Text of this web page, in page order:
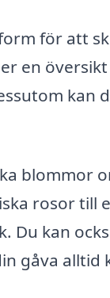
för att
en
kan
blommor
rosor
Du kan
gåva alltid